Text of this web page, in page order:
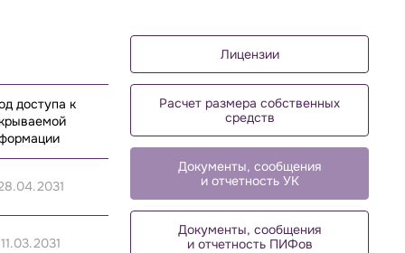
доступа к
Лицензии
Расчет размера собственных
средств
Документы, сообщения
и отчетность УК
Документы, сообщения
и отчетность ПИФов